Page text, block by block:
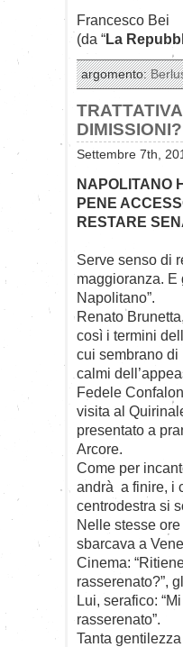
Francesco Bei
(da “La
argomento:
DIMISSIONI?
Settembre 7th,
NAPOLITANO
PENE
RESTARE
Serve senso di
maggioranza. E
Napolitano”.
Renato
così i termini
cui sembrano
calmi
Fedele
visita al
presentato a
Arcore.
Come per
andrà a finire, i
centrodestra si
Nelle stesse
sbarcava a
Cinema:
rasserenato?”,
Lui, serafico:
rasserenato”.
Tanta